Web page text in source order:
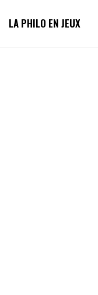
LA PHILO EN JEUX